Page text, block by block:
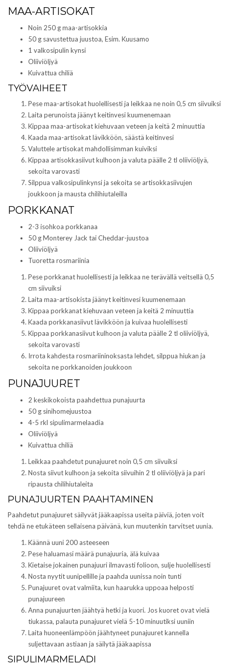
MAA-ARTISOKAT
Noin 250 g maa-artisokkia
50 g savustettua juustoa, Esim. Kuusamo
1 valkosipulin kynsi
Oliiviöljyä
Kuivattua chiliä
TYÖVAIHEET
Pese maa-artisokat huolellisesti ja leikkaa ne noin 0,5 cm siivuiksi
Laita perunoista jäänyt keitinvesi kuumenemaan
Kippaa maa-artisokat kiehuvaan veteen ja keitä 2 minuuttia
Kaada maa-artisokat lävikköön, säästä keitinvesi
Valuttele artisokat mahdollisimman kuiviksi
Kippaa artisokkasiivut kulhoon ja valuta päälle 2 tl oliiviöljyä,
sekoita varovasti
Silppua valkosipulinkynsi ja sekoita se artisokkasiivujen
joukkoon ja mausta chilihiutaleilla
PORKKANAT
2-3 isohkoa porkkanaa
50 g Monterey Jack tai Cheddar-juustoa
Oliiviöljyä
Tuoretta rosmariinia
Pese porkkanat huolellisesti ja leikkaa ne terävällä veitsellä 0,5
cm siivuiksi
Laita maa-artisokista jäänyt keitinvesi kuumenemaan
Kippaa porkkanat kiehuvaan veteen ja keitä 2 minuuttia
Kaada porkkanasiivut lävikköön ja kuivaa huolellisesti
Kippaa porkkanasiivut kulhoon ja valuta päälle 2 tl oliiviöljyä,
sekoita varovasti
Irrota kahdesta rosmariininoksasta lehdet, silppua hiukan ja
sekoita ne porkkanoiden joukkoon
PUNAJUURET
2 keskikokoista paahdettua punajuurta
50 g sinihomejuustoa
4-5 rkl sipulimarmelaadia
Oliiviöljyä
Kuivattua chiliä
Leikkaa paahdetut punajuuret noin 0,5 cm siivuiksi
Nosta siivut kulhoon ja sekoita siivuihin 2 tl oliiviöljyä ja pari
ripausta chilihiutaleita
PUNAJUURTEN PAAHTAMINEN
Paahdetut punajuuret säilyvät jääkaapissa useita päiviä, joten voit
tehdä ne etukäteen sellaisena päivänä, kun muutenkin tarvitset uunia.
Käännä uuni 200 asteeseen
Pese haluamasi määrä punajuuria, älä kuivaa
Kietaise jokainen punajuuri ilmavasti folioon, sulje huolellisesti
Nosta nyytit uunipellille ja paahda uunissa noin tunti
Punajuuret ovat valmiita, kun haarukka uppoaa helposti
punajuureen
Anna punajuurten jäähtyä hetki ja kuori. Jos kuoret ovat vielä
tiukassa, palauta punajuuret vielä 5-10 minuutiksi uuniin
Laita huoneenlämpöön jäähtyneet punajuuret kannella
suljettavaan astiaan ja säilytä jääkaapissa
SIPULIMARMELADI